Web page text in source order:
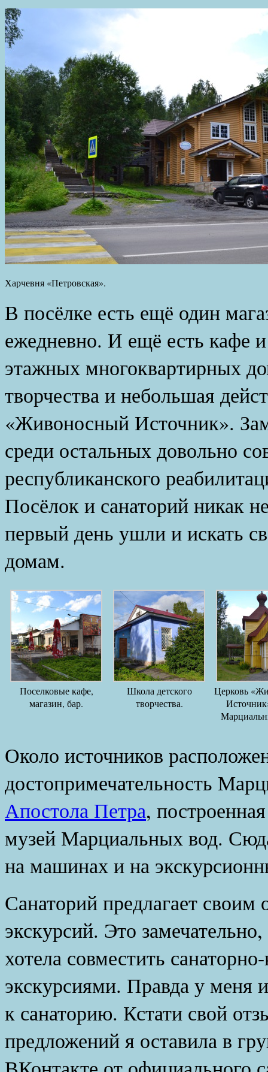
Харчевня «Петровская».
В посёлке есть ещё один
ежедневно. И ещё есть кафе
этажных многоквартирных
творчества и небольшая
«Живоносный Источник».
среди остальных довольно
республиканского
Посёлок и санаторий никак
первый день ушли и искать
домам.
Поселковые кафе,
магазин, бар.
Школа детского
творчества.
Церковь
Около источников
достопримечательность
Апостола Петра,
музей Марциальных вод.
на машинах и на
Санаторий предлагает
экскурсий. Это
хотела совместить
экскурсиями. Правда у меня
к санаторию. Кстати свой
предложений я оставила в